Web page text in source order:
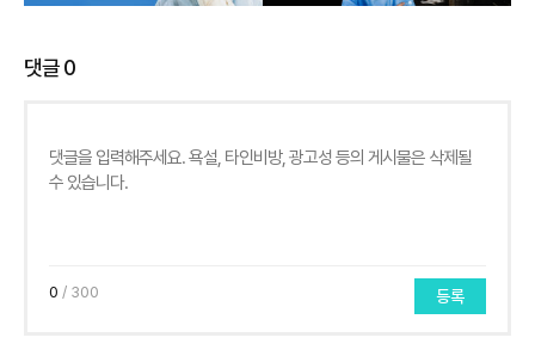
댓글0
0 / 300 등록